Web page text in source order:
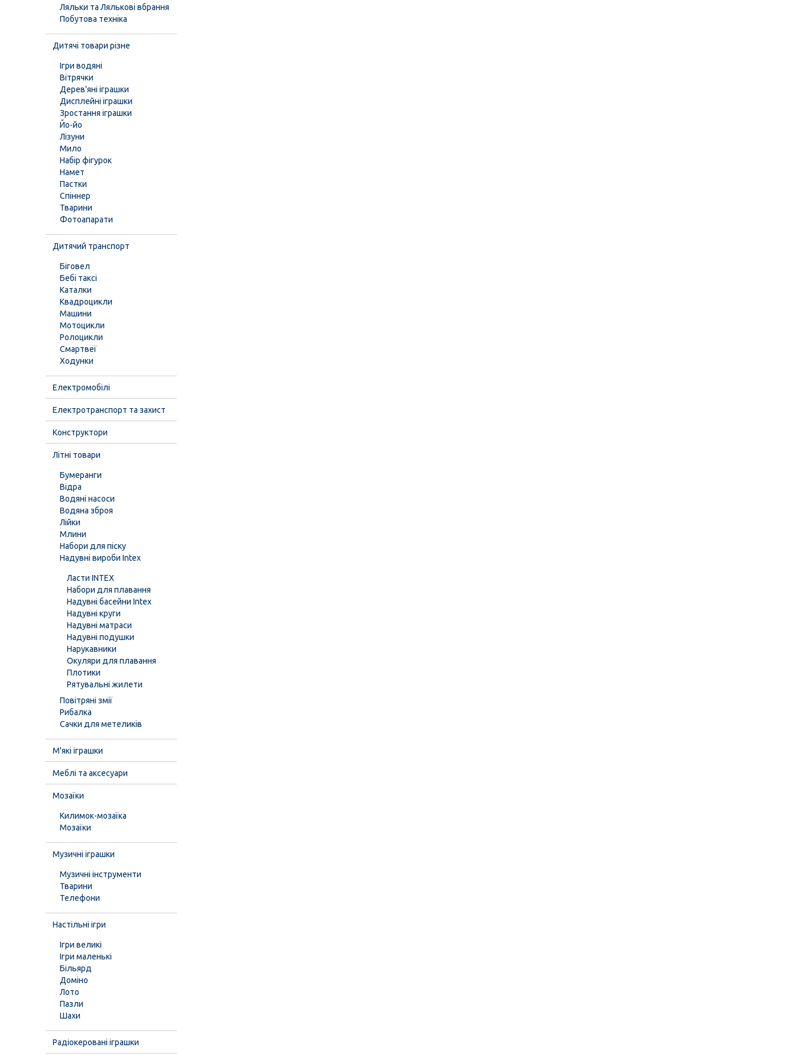
Ляльки та Лялькові вбрання
Побутова техніка
Дитячі товари різне
Ігри водяні
Вітрячки
Дерев'яні іграшки
Дисплейні іграшки
Зростання іграшки
Йо-йо
Лізуни
Мило
Набір фігурок
Намет
Пастки
Спіннер
Тварини
Фотоапарати
Дитячий транспорт
Біговел
Бебі таксі
Каталки
Квадроцикли
Машини
Мотоцикли
Ролоцикли
Смартвеї
Ходунки
Електромобілі
Електротранспорт та захист
Конструктори
Літні товари
Бумеранги
Відра
Водяні насоси
Водяна зброя
Лійки
Млини
Набори для піску
Надувні вироби Intex
Ласти INTEX
Набори для плавання
Надувні басейни Intex
Надувні круги
Надувні матраси
Надувні подушки
Нарукавники
Окуляри для плавання
Плотики
Рятувальні жилети
Повітряні змії
Рибалка
Сачки для метеликів
М'які іграшки
Меблі та аксесуари
Мозаїки
Килимок-мозаїка
Мозаїки
Музичні іграшки
Музичні інструменти
Тварини
Телефони
Настільні ігри
Ігри великі
Ігри маленькі
Більярд
Доміно
Лото
Пазли
Шахи
Радіокеровані іграшки